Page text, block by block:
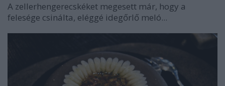
A zellerhengerecskéket megesett már, hogy a
felesége csinálta, eléggé idegőrlő meló...